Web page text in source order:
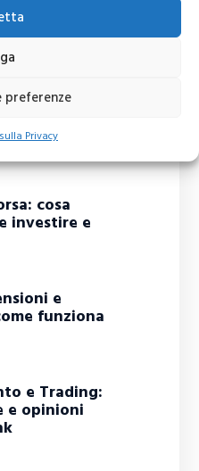
preferenze
Privacy
cosa
investire e
e
funziona
e Trading:
e opinioni